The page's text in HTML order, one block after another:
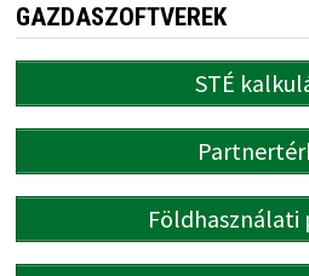
GAZDASZOFTVEREK
STÉ
Földhasználati